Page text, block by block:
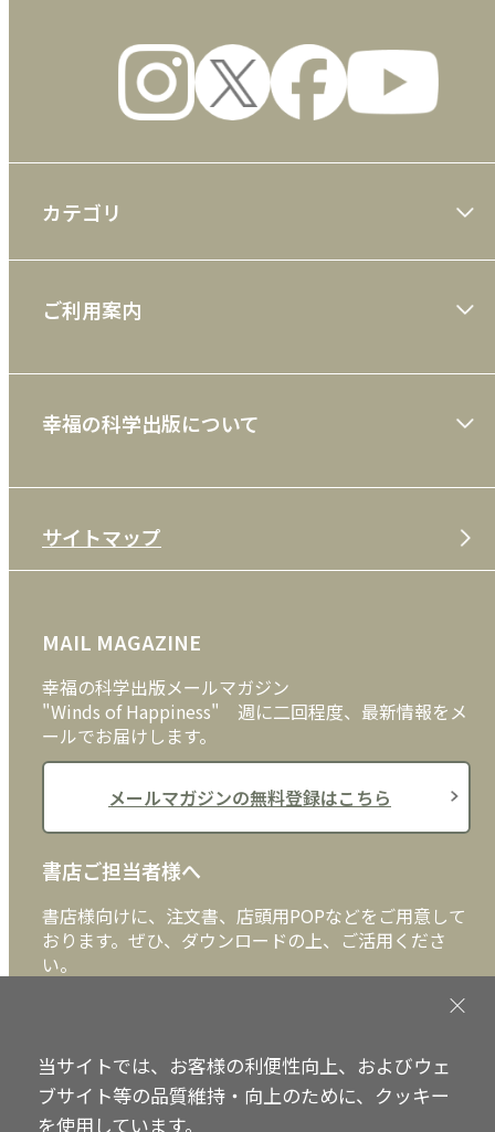
カテゴリ
雑誌
CD
DVD・ブルーレイ
外国語
ご利用案内
利用規約
特定商取引法
プライバシーポリシー
クッキーポリシー
幸福の科学出版について
メディア・ライブラリー
サイトマップ
MAIL MAGAZINE
幸福の科学出版メールマガジン
"Winds of Happiness" 週に二回程度、最新情報をメ
ールでお届けします。
メールマガジンの無料登録はこちら
書店ご担当者様へ
書店様向けに、注文書、店頭用POPなどをご用意して
おります。ぜひ、ダウンロードの上、ご活用くださ
い。
当サイトでは、お客様の利便性向上、およびウェ
ブサイト等の品質維持・向上のために、クッキー
を使用しています。